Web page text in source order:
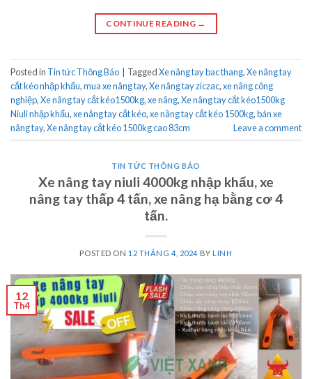
CONTINUE READING →
Posted in Tin tức Thông Báo TaggedXe nâng tay bac thang,Xe nâng tay
cắt kéo nhập khẩu,mua xe nâng tay,Xe nâng tay ziczac,xe nâng công
nghiệp,Xe nâng tay cắt kéo1500kg,xe nâng,Xe nâng tay cắt kéo1500kg
Niuli nhập khẩu,xe nâng tay cắt kéo,xe nâng tay cắt kéo 1500kg,bán xe
nâng tay,Xe nâng tay cắt kéo 1500kg cao 83cm Leave a comment
TIN TỨC THÔNG BÁO
Xe nâng tay niuli 4000kg nhập khẩu, xe
nâng tay thấp 4 tấn, xe nâng hạ bằng cơ 4
tấn.
POSTED ON 12 THÁNG 4, 2024 BYLINH
12
Th4